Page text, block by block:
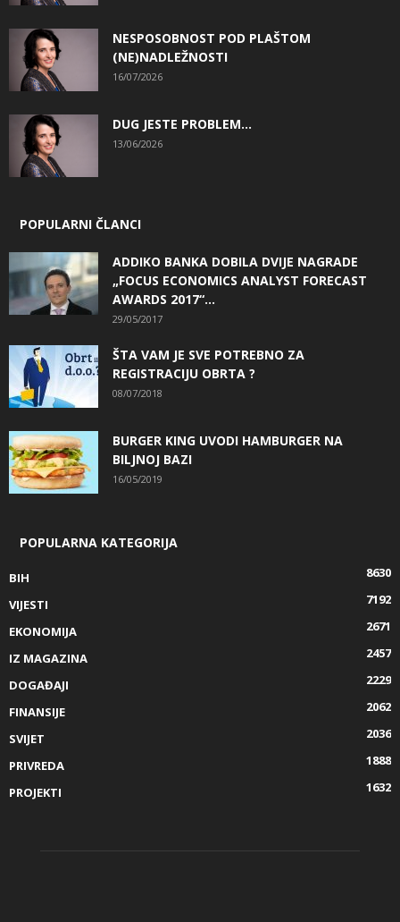
NESPOSOBNOST POD PLAŠTOM
(NE)NADLEŽNOSTI
16/07/2026
DUG JESTE PROBLEM…
13/06/2026
POPULARNI ČLANCI
ADDIKO BANKA DOBILA DVIJE NAGRADE
„FOCUS ECONOMICS ANALYST FORECAST
AWARDS 2017“...
29/05/2017
ŠTA VAM JE SVE POTREBNO ZA
REGISTRACIJU OBRTA ?
08/07/2018
BURGER KING UVODI HAMBURGER NA
BILJNOJ BAZI
16/05/2019
POPULARNA KATEGORIJA
BIH
8630
VIJESTI
7192
EKONOMIJA
2671
IZ MAGAZINA
2457
DOGAĐAJI
2229
FINANSIJE
2062
SVIJET
2036
PRIVREDA
1888
PROJEKTI
1632